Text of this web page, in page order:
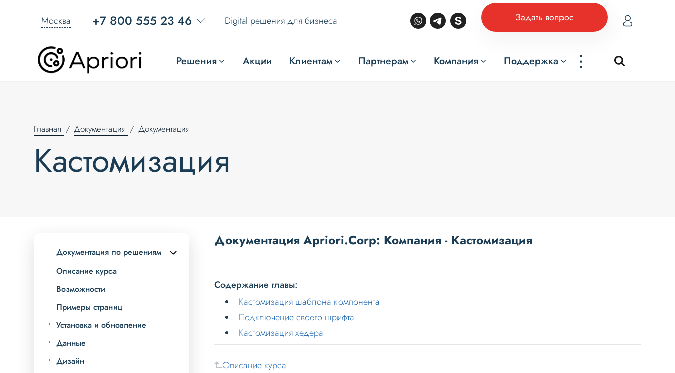
Москва +7 800 555 23 46 Digital решения для бизнеса Задать вопрос
Решения Акции Клиентам Партнерам Компания Поддержка ...
Главная Документация Документация
Кастомизация
Документация по решениям
Описание курса
Возможности
Примеры страниц
Установка и обновление
Данные
Дизайн
Документация Apriori.Corp: Компания - Кастомизация
Содержание главы:
Кастомизация шаблона компонента
Подключение своего шрифта
Кастомизация хедера
Описание курса